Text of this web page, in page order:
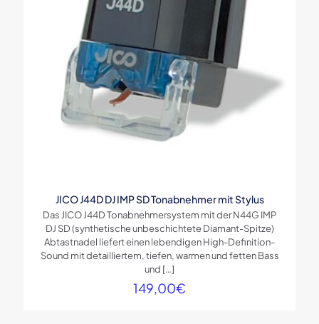
JICO J44D DJ IMP SD Tonabnehmer mit Stylus
Das JICO J44D Tonabnehmersystem mit der N44G IMP
DJ SD (synthetische unbeschichtete Diamant-Spitze)
Abtastnadel liefert einen lebendigen High-Definition-
Sound mit detailliertem, tiefen, warmen und fetten Bass
und […]
149,00€